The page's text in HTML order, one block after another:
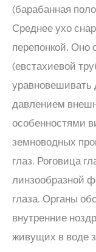
(барабанная
Среднее ухо
перепонкой. Оно
(евстахиевой
уравновешивать
давлением
особенностями
земноводных
глаз. Роговица
линзообразной
глаза. Органы
внутренние
живущих в воде